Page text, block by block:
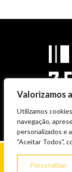
Valorizamos
Utilizamos
navegação,
personalizados e
"Aceitar Todos",
Personalizar